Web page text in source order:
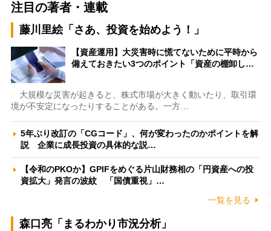
注目の著者・連載
藤川里絵「さあ、投資を始めよう！」
【資産運用】大災害時に慌てないために平時から
備えておきたい3つのポイント「資産の棚卸し…
大規模な災害が起きると、株式市場が大きく動いたり、取引環
境が不安定になったりすることがある。一方…
5年ぶり改訂の「CGコード」、何が変わったのかポイントを解
説 企業に成長投資の具体的な説…
【令和のPKOか】GPIFをめぐる片山財務相の「円資産への投
資拡大」発言の波紋 「国債重視」…
一覧を見る
森口亮「まるわかり市況分析」